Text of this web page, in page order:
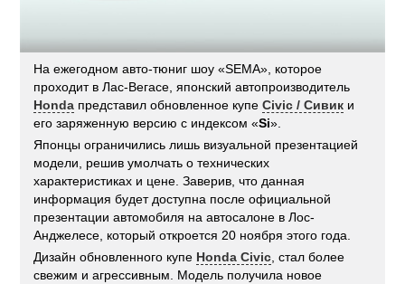
На ежегодном авто-тюниг шоу «SEMA», которое
проходит в Лас-Вегасе, японский автопроизводитель
Honda представил обновленное купеCivic / Сивик и
его заряженную версию с индексом «Si».
Японцы ограничились лишь визуальной презентацией
модели, решив умолчать о технических
характеристиках и цене. Заверив, что данная
информация будет доступна после официальной
презентации автомобиля на автосалоне в Лос-
Анджелесе, который откроется 20 ноября этого года.
Дизайн обновленного купе Honda Civic , стал более
свежим и агрессивным. Модель получила новое